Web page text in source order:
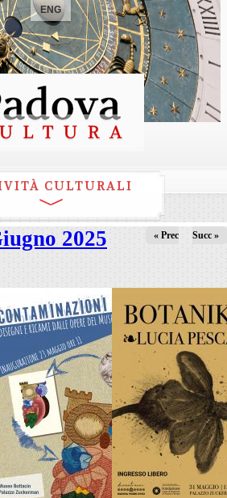
ENG
CULTURALI
2025 « Prec Succ »